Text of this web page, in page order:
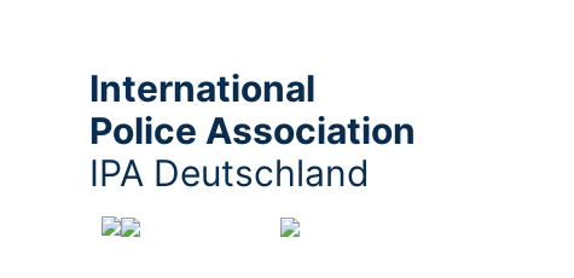
International
Police Association
IPA Deutschland